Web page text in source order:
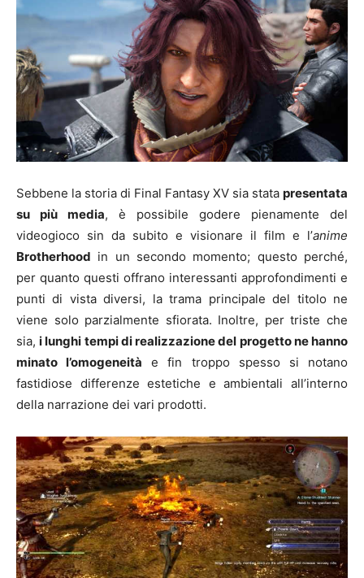
Sebbene la storia di Final Fantasy XV sia stata presentata
su più media, è possibile godere pienamente del
videogioco sin da subito e visionare il film e l’anime
Brotherhood in un secondo momento; questo perché,
per quanto questi offrano interessanti approfondimenti e
punti di vista diversi, la trama principale del titolo ne
viene solo parzialmente sfiorata. Inoltre, per triste che
sia,i lunghi tempi di realizzazione del progetto ne hanno
minato l’omogeneità e fin troppo spesso si notano
fastidiose differenze estetiche e ambientali all’interno
della narrazione dei vari prodotti.